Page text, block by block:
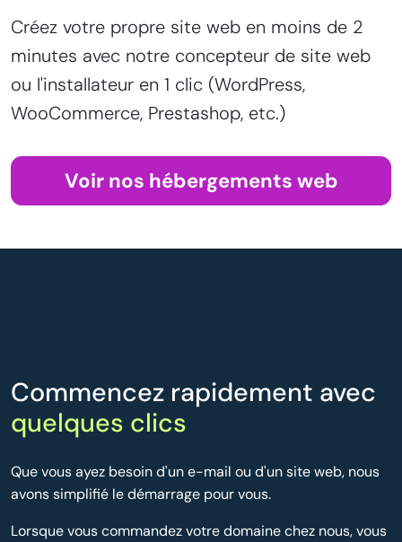
Créez votre propre site web en moins de 2
minutes avec notre concepteur de site web
ou l'installateur en 1 clic (WordPress,
WooCommerce, Prestashop, etc.)
Voir nos hébergements web
Commencez rapidement avec
quelques clics
Que vous ayez besoin d'un e-mail ou d'un site web, nous
avons simplifié le démarrage pour vous.
Lorsque vous commandez votre domaine chez nous, vous